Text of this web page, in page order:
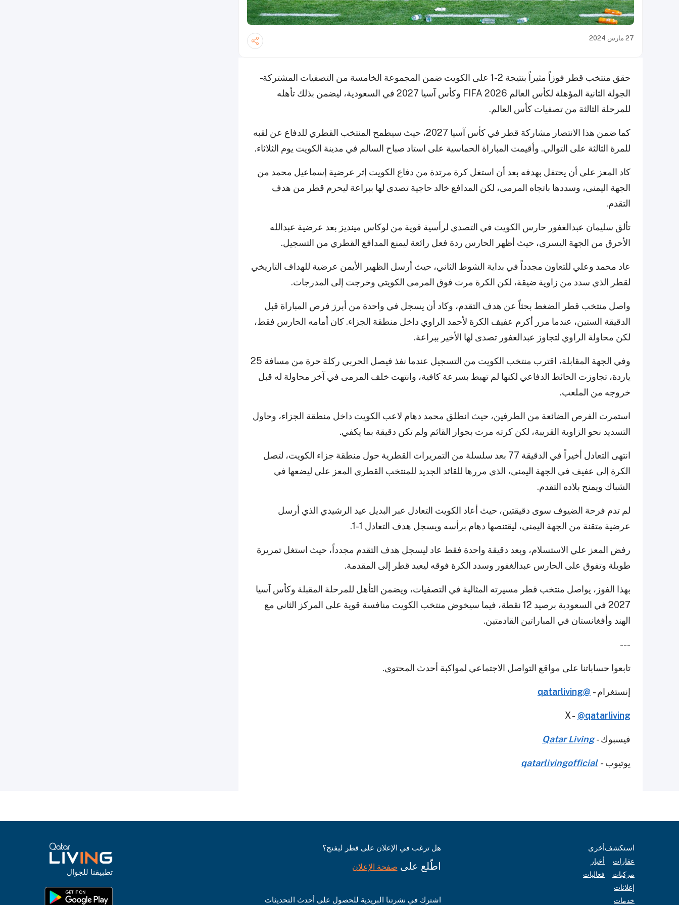
27 مارس 2024
حقق منتخب قطر فوزاً مثيراً بنتيجة 2-1 على الكويت ضمن المجموعة الخامسة من التصفيات المشتركة -
الجولة الثانية المؤهلة لكأس العالم 2026 FIFA وكأس آسيا 2027 في السعودية، ليضمن بذلك تأهله
للمرحلة الثالثة من تصفيات كأس العالم.
كما ضمن هذا الانتصار مشاركة قطر في كأس آسيا 2027، حيث سيطمح المنتخب القطري للدفاع عن لقبه
للمرة الثالثة على التوالي. وأقيمت المباراة الحماسية على استاد صباح السالم في مدينة الكويت يوم الثلاثاء.
كاد المعز علي أن يحتفل بهدفه بعد أن استغل كرة مرتدة من دفاع الكويت إثر عرضية إسماعيل محمد من
الجهة اليمنى، وسددها باتجاه المرمى، لكن المدافع خالد حاجية تصدى لها ببراعة ليحرم قطر من هدف
التقدم.
تألق سليمان عبدالغفور حارس الكويت في التصدي لرأسية قوية من لوكاس مينديز بعد عرضية عبدالله
الأحرق من الجهة اليسرى، حيث أظهر الحارس ردة فعل رائعة ليمنع المدافع القطري من التسجيل.
عاد محمد وعلي للتعاون مجدداً في بداية الشوط الثاني، حيث أرسل الظهير الأيمن عرضية للهداف التاريخي
لقطر الذي سدد من زاوية ضيقة، لكن الكرة مرت فوق المرمى الكويتي وخرجت إلى المدرجات.
واصل منتخب قطر الضغط بحثاً عن هدف التقدم، وكاد أن يسجل في واحدة من أبرز فرص المباراة قبل
الدقيقة الستين، عندما مرر أكرم عفيف الكرة لأحمد الراوي داخل منطقة الجزاء. كان أمامه الحارس فقط،
لكن محاولة الراوي لتجاوز عبدالغفور تصدى لها الأخير ببراعة.
وفي الجهة المقابلة، اقترب منتخب الكويت من التسجيل عندما نفذ فيصل الحربي ركلة حرة من مسافة 25
ياردة، تجاوزت الحائط الدفاعي لكنها لم تهبط بسرعة كافية، وانتهت خلف المرمى في آخر محاولة له قبل
خروجه من الملعب.
استمرت الفرص الضائعة من الطرفين، حيث انطلق محمد دهام لاعب الكويت داخل منطقة الجزاء، وحاول
التسديد نحو الزاوية القريبة، لكن كرته مرت بجوار القائم ولم تكن دقيقة بما يكفي.
انتهى التعادل أخيراً في الدقيقة 77 بعد سلسلة من التمريرات القطرية حول منطقة جزاء الكويت، لتصل
الكرة إلى عفيف في الجهة اليمنى، الذي مررها للقائد الجديد للمنتخب القطري المعز علي ليضعها في
الشباك ويمنح بلاده التقدم.
لم تدم فرحة الضيوف سوى دقيقتين، حيث أعاد الكويت التعادل عبر البديل عيد الرشيدي الذي أرسل
عرضية متقنة من الجهة اليمنى، ليقتنصها دهام برأسه ويسجل هدف التعادل 1-1.
رفض المعز علي الاستسلام، وبعد دقيقة واحدة فقط عاد ليسجل هدف التقدم مجدداً، حيث استغل تمريرة
طويلة وتفوق على الحارس عبدالغفور وسدد الكرة فوقه ليعيد قطر إلى المقدمة.
بهذا الفوز، يواصل منتخب قطر مسيرته المثالية في التصفيات، ويضمن التأهل للمرحلة المقبلة وكأس آسيا
2027 في السعودية برصيد 12 نقطة، فيما سيخوض منتخب الكويت منافسة قوية على المركز الثاني مع
الهند وأفغانستان في المباراتين القادمتين.
---
تابعوا حساباتنا على مواقع التواصل الاجتماعي لمواكبة أحدث المحتوى.
إنستغرام - @qatarliving
X - @qatarliving
فيسبوك -Qatar Living
يوتيوب -
qatarlivingofficial
استكشف
عقارات
مركبات
إعلانات
خدمات
أخرى
أخبار
فعاليات
هل ترغب في الإعلان على قطر ليفنج؟
اطّلع على صفحة الإعلان
اشترك في نشرتنا البريدية للحصول على أحدث التحديثات
تطبيقنا للجوال